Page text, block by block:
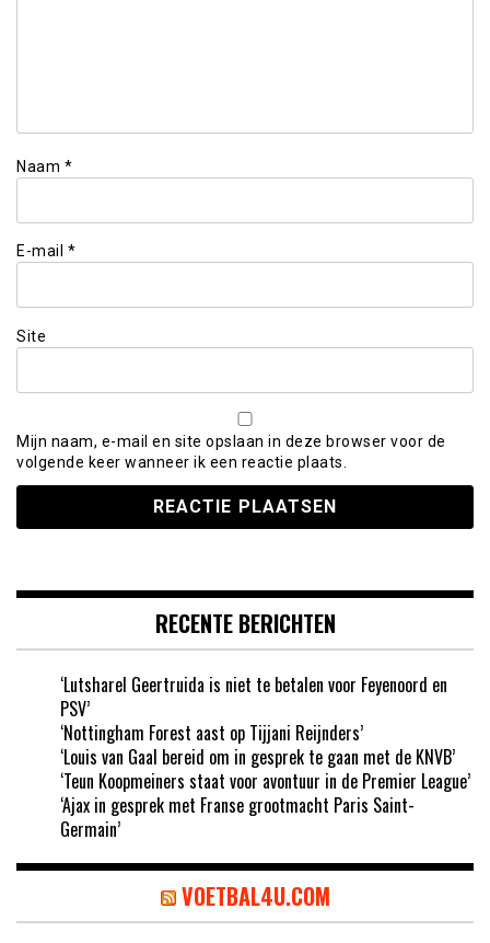
Naam *
E-mail *
Site
Mijn naam, e-mail en site opslaan in deze browser voor de
volgende keer wanneer ik een reactie plaats.
RECENTE BERICHTEN
‘Lutsharel Geertruida is niet te betalen voor Feyenoord en
PSV’
‘Nottingham Forest aast op Tijjani Reijnders’
‘Louis van Gaal bereid om in gesprek te gaan met de KNVB’
‘Teun Koopmeiners staat voor avontuur in de Premier League’
‘Ajax in gesprek met Franse grootmacht Paris Saint-
Germain’
VOETBAL4U.COM